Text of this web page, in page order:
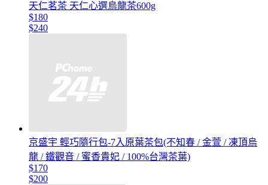
天仁茗茶 天仁心選烏龍茶600g
$180
$240
京盛宇 輕巧隨行包-7入原葉茶包(不知春 / 金萱 / 凍頂烏
龍 / 鐵觀音 / 蜜香貴妃 / 100%台灣茶葉)
$170
$200